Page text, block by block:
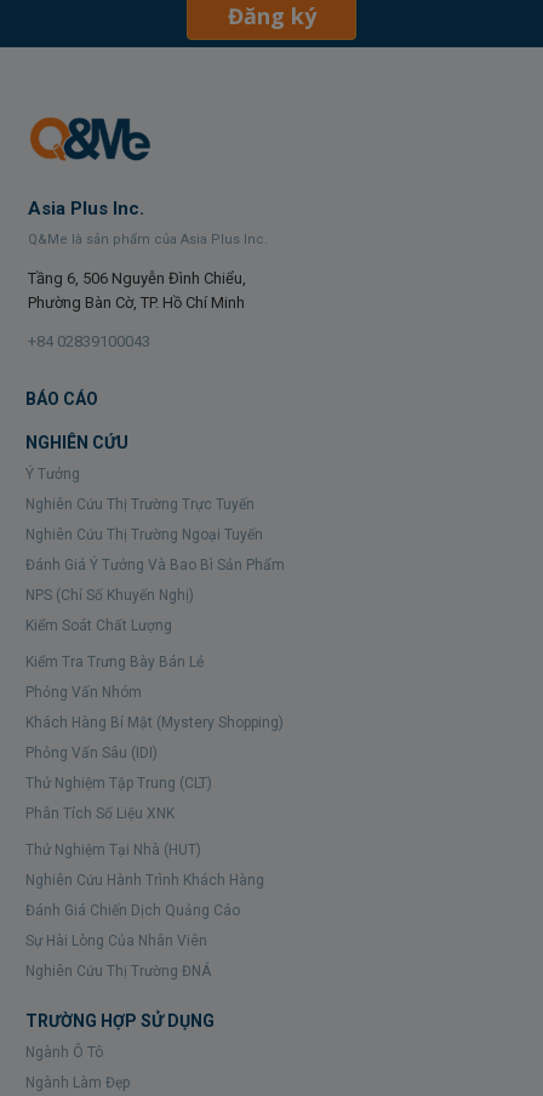
Đăng ký
Asia Plus Inc.
Q&Me là sản phẩm của Asia Plus Inc.
Tầng 6, 506 Nguyễn Đình Chiểu,
Phường Bàn Cờ, TP. Hồ Chí Minh
+84 02839100043
BÁO CÁO
NGHIÊN CỨU
Ý Tưởng
Nghiên Cứu Thị Trường Trực Tuyến
Nghiên Cứu Thị Trường Ngoại Tuyến
Đánh Giá Ý Tưởng Và Bao Bì Sản Phẩm
NPS (Chỉ Số Khuyến Nghị)
Kiểm Soát Chất Lượng
Kiểm Tra Trưng Bày Bán Lẻ
Phỏng Vấn Nhóm
Khách Hàng Bí Mật (Mystery Shopping)
Phỏng Vấn Sâu (IDI)
Thử Nghiệm Tập Trung (CLT)
Phân Tích Số Liệu XNK
Thử Nghiệm Tại Nhà (HUT)
Nghiên Cứu Hành Trình Khách Hàng
Đánh Giá Chiến Dịch Quảng Cáo
Sự Hài Lòng Của Nhân Viên
Nghiên Cứu Thị Trường ĐNÁ
TRƯỜNG HỢP SỬ DỤNG
Ngành Ô Tô
Ngành Làm Đẹp